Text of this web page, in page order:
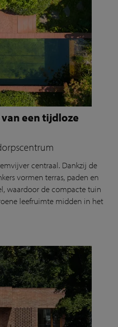
een tijdloze
centraal. Dankzij de
vormen terras, paden en
waardoor de compacte tuin
leefruimte midden in het